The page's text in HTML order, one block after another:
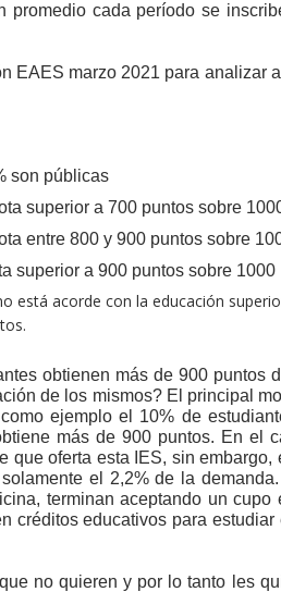
promedio cada período se
EAES marzo 2021 para analizar
son públicas
superior a 700 puntos sobre
entre 800 y 900 puntos sobre
superior a 900 puntos sobre 1000
está acorde con la educación
obtienen más de 900 puntos
de los mismos? El principal
ejemplo el 10% de
más de 900 puntos. En el
que oferta esta IES, sin embargo,
el 2,2% de la
terminan aceptando un cupo
créditos educativos para estudiar
no quieren y por lo tanto les